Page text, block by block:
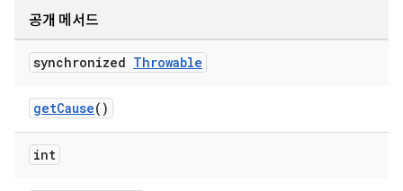
공개 메서드
synchronized Throwable
getCause()
int